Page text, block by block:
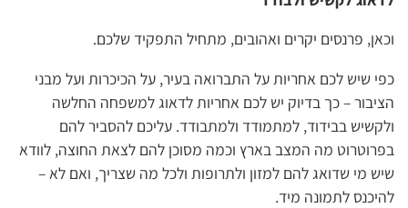
וכאן, פרנסים יקרים ואהובים, מתחיל התפקיד שלכם.
כפי שיש לכם אחריות על התברואה בעיר, על הכיכרות ועל מבני
הציבור – כך בדיוק יש לכם אחריות לדאוג למשפחה החלשה
ולקשיש בבידוד, למתמודד ולמתבודד. עליכם להסביר להם
בפרוטרוט מה המצב בארץ וכמה מסוכן להם לצאת החוצה, לוודא
שיש מי שדואג להם למזון ולתרופות ולכל מה שצריך, ואם לא –
להיכנס לתמונה מיד.